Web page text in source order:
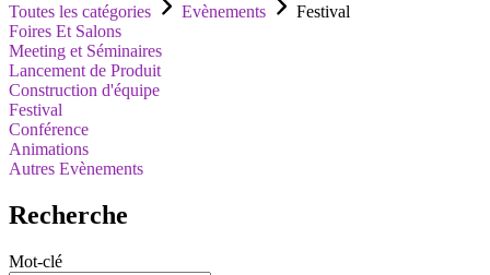
Toutes les catégories Evènements
Festival
Foires Et Salons
Meeting et Séminaires
Lancement de Produit
Construction d'équipe
Festival
Conférence
Animations
Autres Evènements
Recherche
Mot-clé